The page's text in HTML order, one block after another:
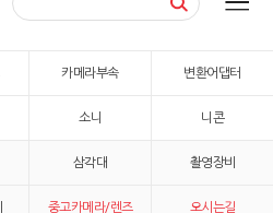
카메라부속 변환어댑터
소니 니콘
삼각대 촬영장비
중고카메라/렌즈 오시는길